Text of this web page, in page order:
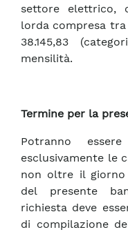
settore elettrico,
lorda compresa tra
38.145,83
mensilità.
Termine per la
Potranno
esclusivamente le
non oltre il giorno
del presente
richiesta deve
di compilazione